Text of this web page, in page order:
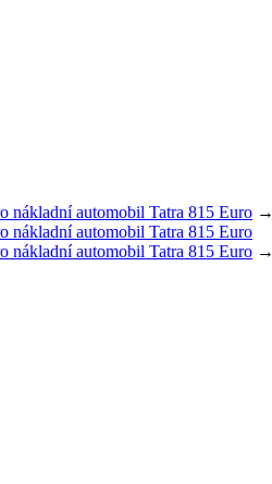
nákladní automobil Tatra 815 Euro →
nákladní automobil Tatra 815 Euro
nákladní automobil Tatra 815 Euro →